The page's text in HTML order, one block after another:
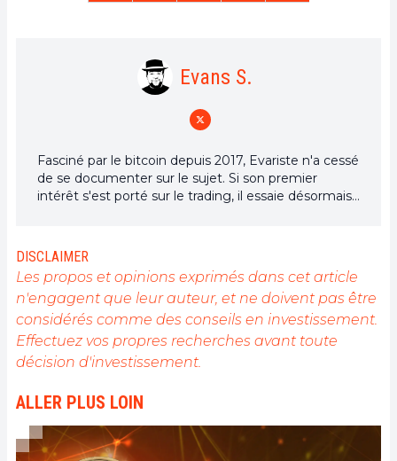
Evans S.
Fasciné par le bitcoin depuis 2017, Evariste n'a cessé
de se documenter sur le sujet. Si son premier
intérêt s'est porté sur le trading, il essaie désormais
rédacteur, il aspire à fournir en permanence un
travail de haute qualité qui reflète l'état du secteur
dans son ensemble.
DISCLAIMER
Les propos et opinions exprimés dans cet article
n'engagent que leur auteur, et ne doivent pas être
considérés comme des conseils en investissement.
Effectuez vos propres recherches avant toute
décision d'investissement.
ALLER PLUS LOIN